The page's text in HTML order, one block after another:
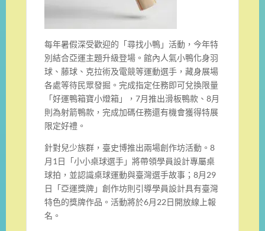
每年暑假深受歡迎的「尋找小鴨」活動，今年特
別結合亞運主題升級登場。館內人氣小鴨化身羽
球、藤球、克拉術及電競等運動選手，藏身展場
各處等待民眾發掘。完成指定任務即可兌換限量
「好運鴨箱寶小燈箱」，7月推出滑板鴨款、8月
則為射箭鴨款，完成加碼任務還有機會獲得特展
限定好禮。
針對兒少族群，臺史博推出兩場創作坊活動。8
月1日「小小桌球選手」將帶領學員設計專屬桌
球拍，並認識桌球運動與臺灣選手故事；8月29
日「亞運獎牌」創作坊則引導學員設計具有臺灣
特色的獎牌作品。活動將於6月22日開放線上報
名。